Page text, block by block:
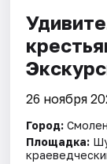
26 ноября
Город:
Площадка: